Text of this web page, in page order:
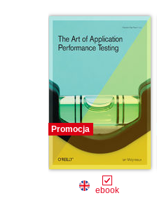
Promocja
ebook